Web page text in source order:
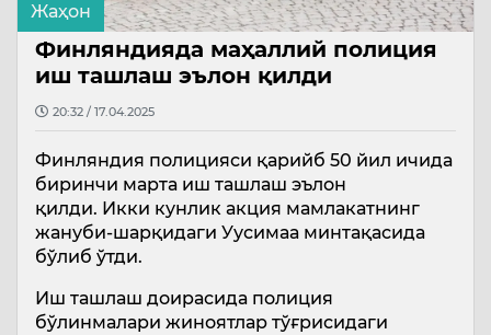
Жаҳон
Финляндияда маҳаллий полиция
иш ташлаш эълон қилди
20:32 / 17.04.2025
Финляндия полицияси қарийб 50 йил ичида
биринчи марта иш ташлаш эълон
қилди. Икки кунлик акция мамлакатнинг
жануби-шарқидаги Уусимаа минтақасида
бўлиб ўтди.
Иш ташлаш доирасида полиция
бўлинмалари жиноятлар тўғрисидаги